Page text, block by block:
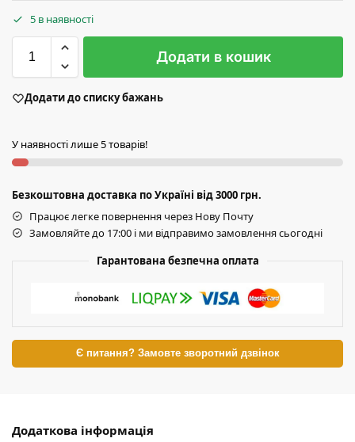
5 в наявності
Додати в кошик
Додати до списку бажань
У наявності лише 5 товарів!
Безкоштовна доставка по Україні від 3000 грн.
Працює легке повернення через Нову Почту
Замовляйте до 17:00 і ми відправимо замовлення сьогодні
Гарантована безпечна оплата
Є питання? Замовте зворотний дзвінок
Додаткова інформація